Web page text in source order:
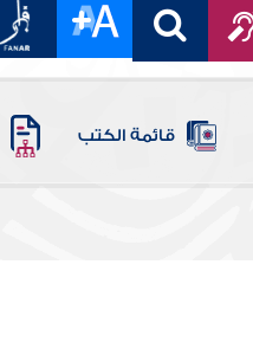
قائمة الكتب